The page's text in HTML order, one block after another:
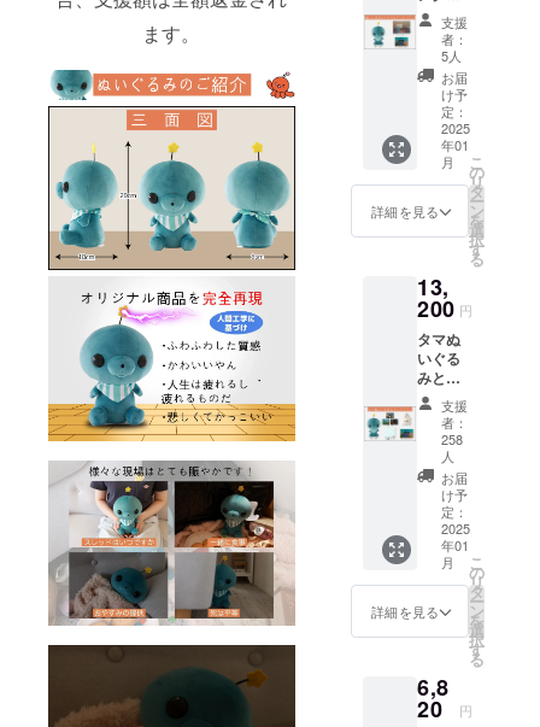
ます。
ございま
す。
◾️ プライバ
シー
お問い合わ
しては、プ
ポリシーに
準じて管理
させていた
だきます。
ト 1点
・サン
キュー
レ
ター 1
はイ
メージ
です。
金額に
は消費
料990円
を含ん
ます。
ルアー
トプラ
いぐる
み 1点
・アク
リル
アー
ト 1点
・サン
キュー
レ
ター 1
はイ
メージ
です。
金額に
は消費
税
（10%
）と送
料990円
を含ん
でおり
ます。
支援
者：
5人
お届
け予
定：
2025
年01
月
詳細を見る
こ
の
リ
タ
ー
ン
を
選
択
す
る
13,
200 円
タマぬ
いぐる
みと
グッズ
プラン
・ぬい
ぐる
み 1点
・ス
テッ
カー(3
種) ・ラ
ンチ
バッ
グ 1点
・サン
キュー
支援
者：
258
人
お届
け予
定：
2025
年01
月
詳細を見る
こ
の
リ
タ
ー
ン
を
選
択
す
る
6,8
20 円